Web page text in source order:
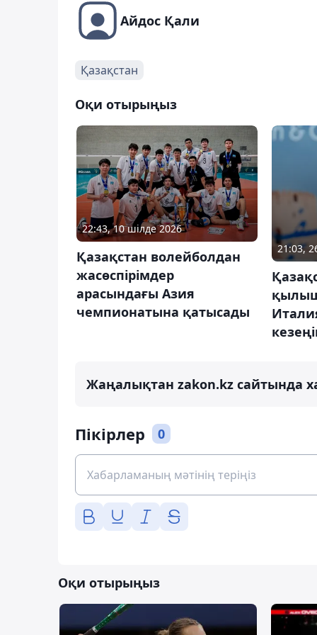
Айдос Қали
Қазақстан
Оқи отырыңыз
22:43, 10 шілде 2026
Қазақстан волейболдан
жасөспірімдер
арасындағы Азия
чемпионатына қатысады
21:03,
Жаңалықтан zakon.kz сайтында
Пікірлер 0
Оқи отырыңыз